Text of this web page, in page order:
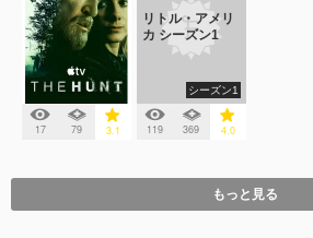
17 79 3.1
リトル・アメリ
カ シーズン1
シーズン1
119 369 4.0
もっと見る